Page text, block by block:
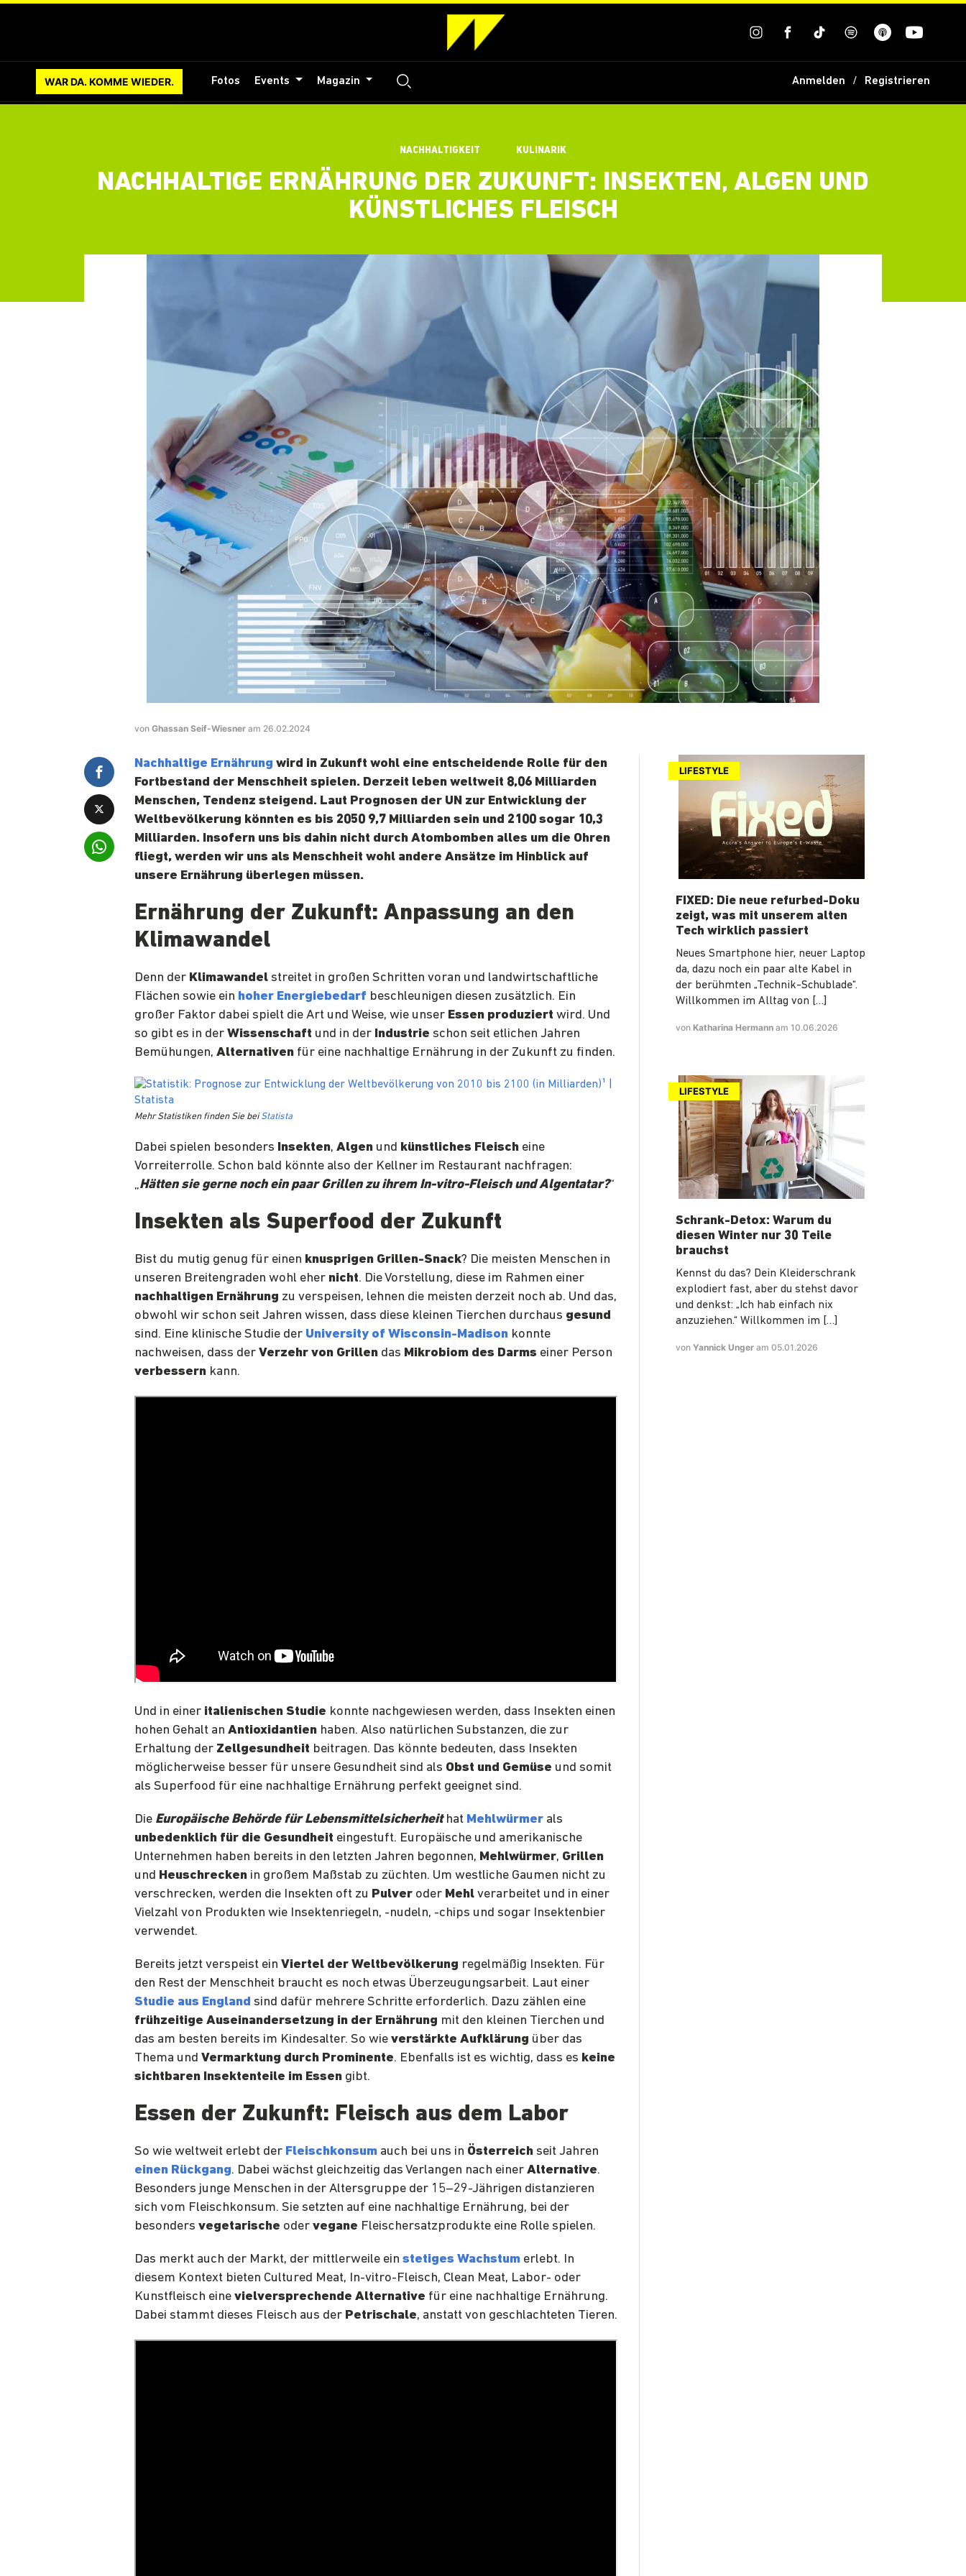
WAR DA. KOMME WIEDER. Fotos Events Magazin Anmelden Registrieren
NACHHALTIGKEIT KULINARIK
NACHHALTIGE ERNÄHRUNG DER ZUKUNFT: INSEKTEN, ALGEN UND
KÜNSTLICHES FLEISCH
von Ghassan Seif-Wiesner am 26.02.2024
Nachhaltige Ernährung wird in Zukunft wohl eine entscheidende Rolle für den
Fortbestand der Menschheit spielen. Derzeit leben weltweit 8,06 Milliarden
Menschen, Tendenz steigend. Laut Prognosen der UN zur Entwicklung der
Weltbevölkerung könnten es bis 2050 9,7 Milliarden sein und 2100 sogar 10,3
Milliarden. Insofern uns bis dahin nicht durch Atombomben alles um die Ohren
fliegt, werden wir uns als Menschheit wohl andere Ansätze im Hinblick auf
unsere Ernährung überlegen müssen.
Ernährung der Zukunft: Anpassung an den
Klimawandel
Denn der Klimawandel streitet in großen Schritten voran und landwirtschaftliche
Flächen sowie ein hoher Energiebedarf beschleunigen diesen zusätzlich. Ein
großer Faktor dabei spielt die Art und Weise, wie unser Essen produziert wird. Und
so gibt es in der Wissenschaft und in der Industrie schon seit etlichen Jahren
Bemühungen, Alternativen für eine nachhaltige Ernährung in der Zukunft zu finden.
Mehr Statistiken finden Sie bei Statista
Dabei spielen besonders Insekten, Algen und künstliches Fleisch eine
Vorreiterrolle. Schon bald könnte also der Kellner im Restaurant nachfragen:
„Hätten sie gerne noch ein paar Grillen zu ihrem In-vitro-Fleisch und Algentatar?“
Insekten als Superfood der Zukunft
Bist du mutig genug für einen knusprigen Grillen-Snack? Die meisten Menschen in
unseren Breitengraden wohl eher nicht. Die Vorstellung, diese im Rahmen einer
nachhaltigen Ernährung zu verspeisen, lehnen die meisten derzeit noch ab. Und das,
obwohl wir schon seit Jahren wissen, dass diese kleinen Tierchen durchaus gesund
sind. Eine klinische Studie der University of Wisconsin-Madison konnte
nachweisen, dass der Verzehr von Grillen das Mikrobiom des Darms einer Person
verbessern kann.
Und in einer italienischen Studie konnte nachgewiesen werden, dass Insekten einen
hohen Gehalt an Antioxidantien haben. Also natürlichen Substanzen, die zur
Erhaltung der Zellgesundheit beitragen. Das könnte bedeuten, dass Insekten
möglicherweise besser für unsere Gesundheit sind als Obst und Gemüse und somit
als Superfood für eine nachhaltige Ernährung perfekt geeignet sind.
Die Europäische Behörde für Lebensmittelsicherheithat Mehlwürmer als
unbedenklich für die Gesundheit eingestuft. Europäische und amerikanische
Unternehmen haben bereits in den letzten Jahren begonnen, Mehlwürmer, Grillen
und Heuschrecken in großem Maßstab zu züchten. Um westliche Gaumen nicht zu
verschrecken, werden die Insekten oft zu Pulver oder Mehl verarbeitet und in einer
Vielzahl von Produkten wie Insektenriegeln, -nudeln, -chips und sogar Insektenbier
verwendet.
Bereits jetzt verspeist ein Viertel der Weltbevölkerung regelmäßig Insekten. Für
den Rest der Menschheit braucht es noch etwas Überzeugungsarbeit. Laut einer
Studie aus England sind dafür mehrere Schritte erforderlich. Dazu zählen eine
frühzeitige Auseinandersetzung in der Ernährung mit den kleinen Tierchen und
das am besten bereits im Kindesalter. So wie verstärkte Aufklärung über das
Thema und Vermarktung durch Prominente. Ebenfalls ist es wichtig, dass es keine
sichtbaren Insektenteile im Essen gibt.
Essen der Zukunft: Fleisch aus dem Labor
So wie weltweit erlebt der Fleischkonsum auch bei uns in Österreich seit Jahren
einen Rückgang. Dabei wächst gleichzeitig das Verlangen nach einer Alternative.
Besonders junge Menschen in der Altersgruppe der 15–29-Jährigen distanzieren
sich vom Fleischkonsum. Sie setzten auf eine nachhaltige Ernährung, bei der
besonders vegetarische oder vegane Fleischersatzprodukte eine Rolle spielen.
Das merkt auch der Markt, der mittlerweile ein stetiges Wachstum erlebt. In
diesem Kontext bieten Cultured Meat, In-vitro-Fleisch, Clean Meat, Labor- oder
Kunstfleisch eine vielversprechende Alternative für eine nachhaltige Ernährung.
Dabei stammt dieses Fleisch aus der Petrischale, anstatt von geschlachteten Tieren.
LIFESTYLE
FIXED: Die neue refurbed-Doku
zeigt, was mit unserem alten
Tech wirklich passiert
Neues Smartphone hier, neuer Laptop
da, dazu noch ein paar alte Kabel in
der berühmten „Technik-Schublade“.
Willkommen im Alltag von […]
vonKatharina Hermannam 10.06.2026
LIFESTYLE
Schrank-Detox: Warum du
diesen Winter nur 30 Teile
brauchst
Kennst du das? Dein Kleiderschrank
explodiert fast, aber du stehst davor
und denkst: „Ich hab einfach nix
anzuziehen.“ Willkommen im […]
vonYannick Ungeram 05.01.2026